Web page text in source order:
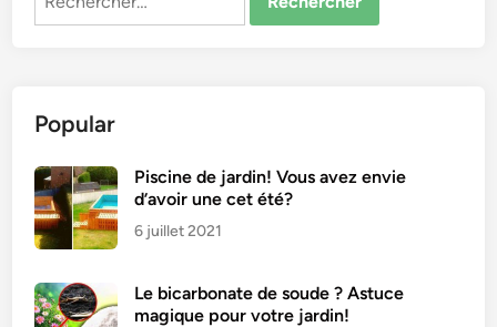
Popular
Piscine de jardin! Vous avez envie
d’avoir une cet été?
6 juillet 2021
Le bicarbonate de soude ? Astuce
magique pour votre jardin!